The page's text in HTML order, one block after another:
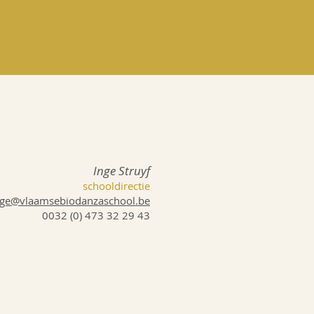
Inge Struyf
schooldirectie
​0032 (0) 473 32 29 43